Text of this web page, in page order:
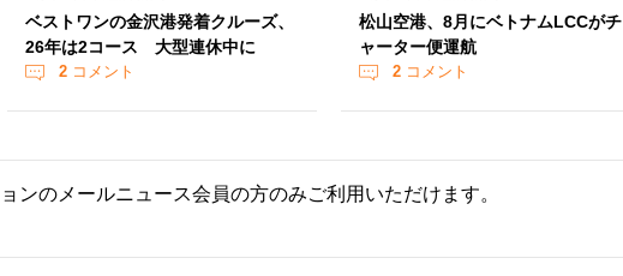
ベストワンの金沢港発着クルーズ、
26年は2コース 大型連休中に
2コメント
松山空港、8月にベトナムLCCがチ
ャーター便運航
2 コメント
ンのメールニュース会員の方のみご利用いただけます。